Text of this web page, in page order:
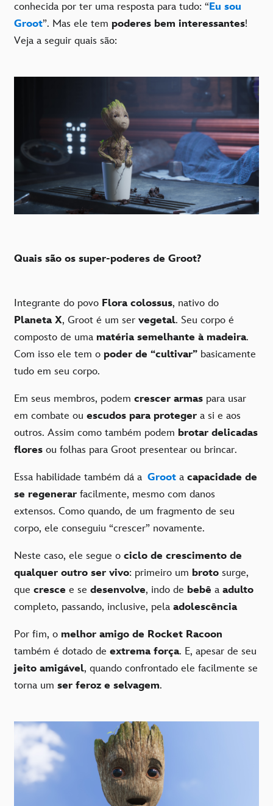
conhecida por ter uma resposta para tudo: “Eu sou
Groot”. Mas ele tem poderes bem interessantes!
Veja a seguir quais são:
Quais são os super-poderes de Groot?
Integrante do povo Flora colossus, nativo do
Planeta X, Groot é um ser vegetal. Seu corpo é
composto de uma matéria semelhante à madeira.
Com isso ele tem o poder de “cultivar” basicamente
tudo em seu corpo.
Em seus membros, podem crescer armas para usar
em combate ou escudos para proteger a si e aos
outros. Assim como também podem brotar delicadas
flores ou folhas para Groot presentear ou brincar.
Essa habilidade também dá a Groot a capacidade de
se regenerar facilmente, mesmo com danos
extensos. Como quando, de um fragmento de seu
corpo, ele conseguiu “crescer” novamente.
Neste caso, ele segue o ciclo de crescimento de
qualquer outro ser vivo: primeiro um broto surge,
que cresce e se desenvolve, indo de bebê a adulto
completo, passando, inclusive, pela adolescência
Por fim, o melhor amigo de Rocket Racoon
também é dotado de extrema força. E, apesar de seu
jeito amigável, quando confrontado ele facilmente se
torna um ser feroz e selvagem.